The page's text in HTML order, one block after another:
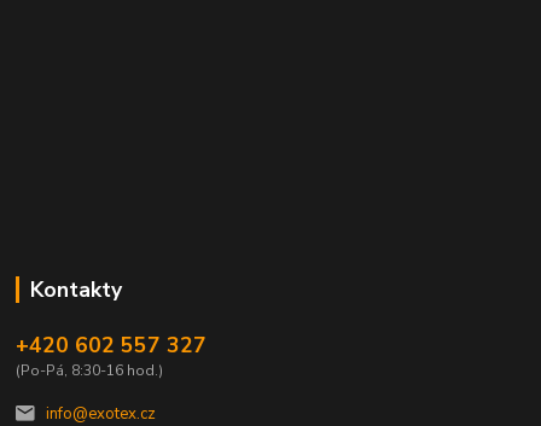
Kontakty
+420 602 557 327
(Po-Pá, 8:30-16 hod.)
info@exotex.cz